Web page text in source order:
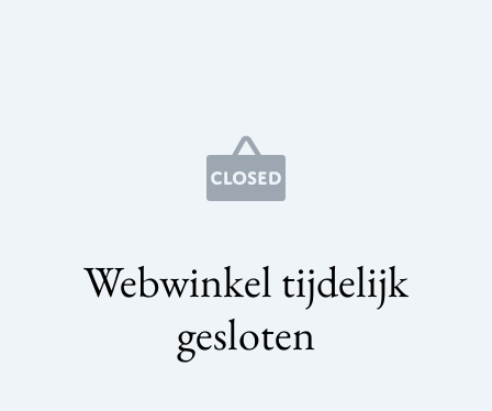
Webwinkel tijdelijk
gesloten